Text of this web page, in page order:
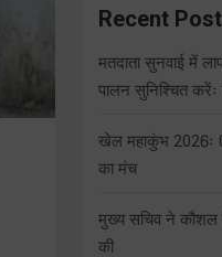
Recent
मतदाता सुनवाई में
पालन सुनिश्चित
खेल महाकुंभ 2026ः
का मंच
मुख्य सचिव ने कौशल
की